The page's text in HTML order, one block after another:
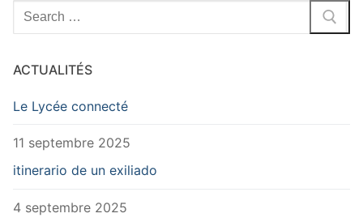
Rechercher
:
ACTUALITÉS
Le Lycée connecté
11 septembre 2025
itinerario de un exiliado
4 septembre 2025